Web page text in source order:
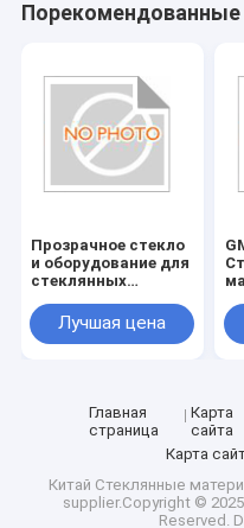
Прозрачное стекло
и оборудование для
стеклянных
Лучшая цена
Главная
страница
Карта
сайта
Карта
Китай Стеклянные
supplier.Copyright ©
Reserved.